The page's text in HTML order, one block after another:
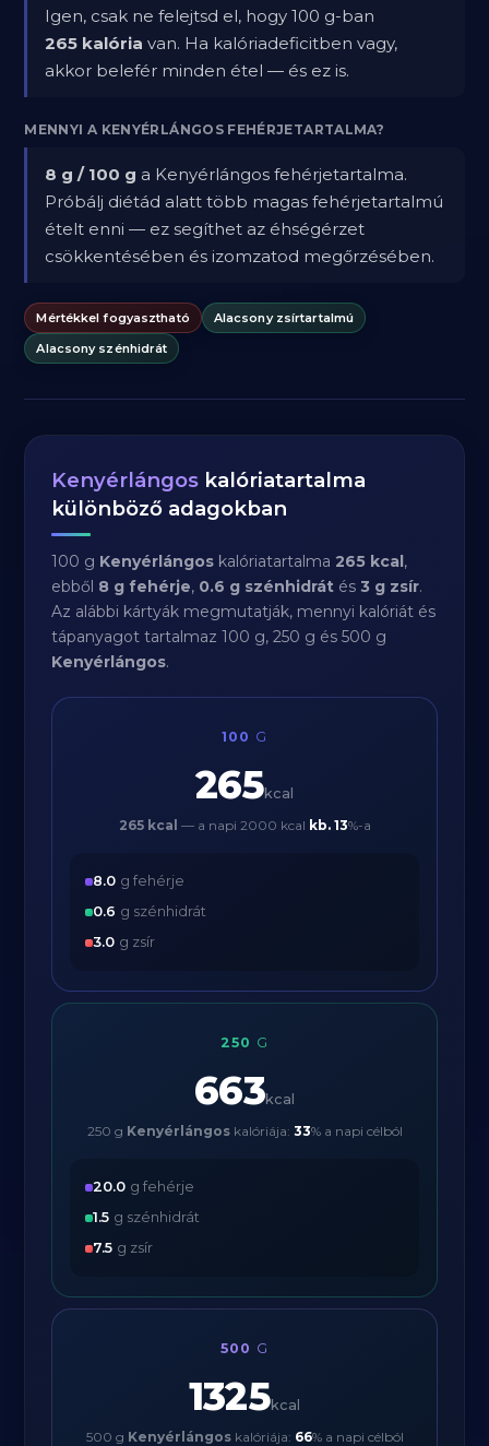
Igen, csak ne felejtsd el, hogy 100 g-ban
265 kalória van. Ha kalóriadeficitben vagy,
akkor belefér minden étel — és ez is.
MENNYI A KENYÉRLÁNGOS FEHÉRJETARTALMA?
8 g / 100 g a Kenyérlángos fehérjetartalma.
Próbálj diétád alatt több magas fehérjetartalmú
ételt enni — ez segíthet az éhségérzet
csökkentésében és izomzatod megőrzésében.
Mértékkel fogyasztható
Alacsony zsírtartalmú
Alacsony szénhidrát
Kenyérlángos kalóriatartalma
különböző adagokban
100 g Kenyérlángos kalóriatartalma265 kcal,
ebből 8 g fehérje, 0.6 g szénhidrát és3 g zsír.
Az alábbi kártyák megmutatják, mennyi kalóriát és
tápanyagot tartalmaz 100 g, 250 g és 500 g
Kenyérlángos.
100 G
265kcal
265 kcal — a napi 2000 kcal kb. 13%-a
8.0 g fehérje
0.6 g szénhidrát
3.0 g zsír
250 G
663kcal
250 g Kenyérlángoskalóriája: 33% a napi célból
20.0 g fehérje
1.5 g szénhidrát
7.5 g zsír
500 G
1325kcal
500 g Kenyérlángoskalóriája: 66% a napi célból